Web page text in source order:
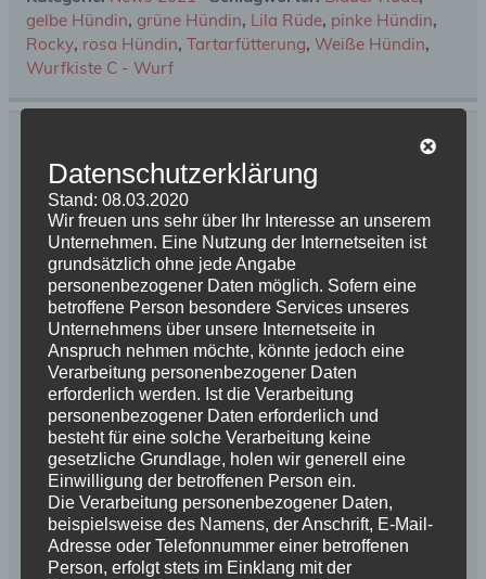
gelbe Hündin, grüne Hündin, Lila Rüde, pinke Hündin,
Rocky, rosa Hündin, Tartarfütterung, Weiße Hündin,
Wurfkiste C - Wurf
20. Mai 2021
Briards vom Schurkenturm
Kommentar hinterlassen
Datenschutzerklärung
Stand: 08.03.2020
Wir freuen uns sehr über Ihr Interesse an unserem
Unternehmen. Eine Nutzung der Internetseiten ist
grundsätzlich ohne jede Angabe
personenbezogener Daten möglich. Sofern eine
betroffene Person besondere Services unseres
Unternehmens über unsere Internetseite in
Anspruch nehmen möchte, könnte jedoch eine
Verarbeitung personenbezogener Daten
erforderlich werden. Ist die Verarbeitung
personenbezogener Daten erforderlich und
besteht für eine solche Verarbeitung keine
gesetzliche Grundlage, holen wir generell eine
Einwilligung der betroffenen Person ein.
Die Verarbeitung personenbezogener Daten,
beispielsweise des Namens, der Anschrift, E-Mail-
Adresse oder Telefonnummer einer betroffenen
Person, erfolgt stets im Einklang mit der